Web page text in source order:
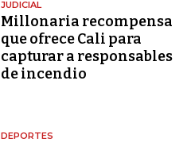
JUDICIAL
Millonaria recompensa
que ofrece Cali para
capturar a responsables
de incendio
DEPORTES